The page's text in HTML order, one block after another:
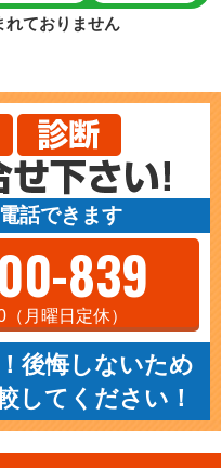
ておりません
話できます
839
月曜日定休）
後悔しないため
してください！